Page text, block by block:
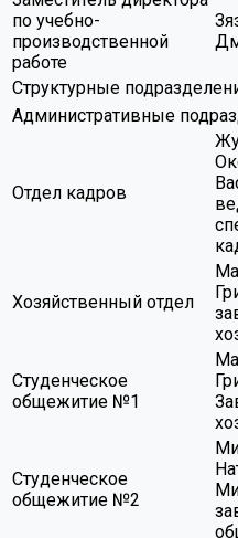
по учебно-
производственной
работе
Структурные
Административные
Отдел кадров
Хозяйственный отдел
Студенческое
общежитие №1
Студенческое
общежитие №2